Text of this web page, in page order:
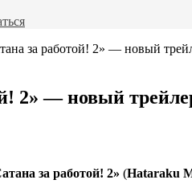
за работой! 2» — новый
2» — новый
за работой! 2» (Hataraku